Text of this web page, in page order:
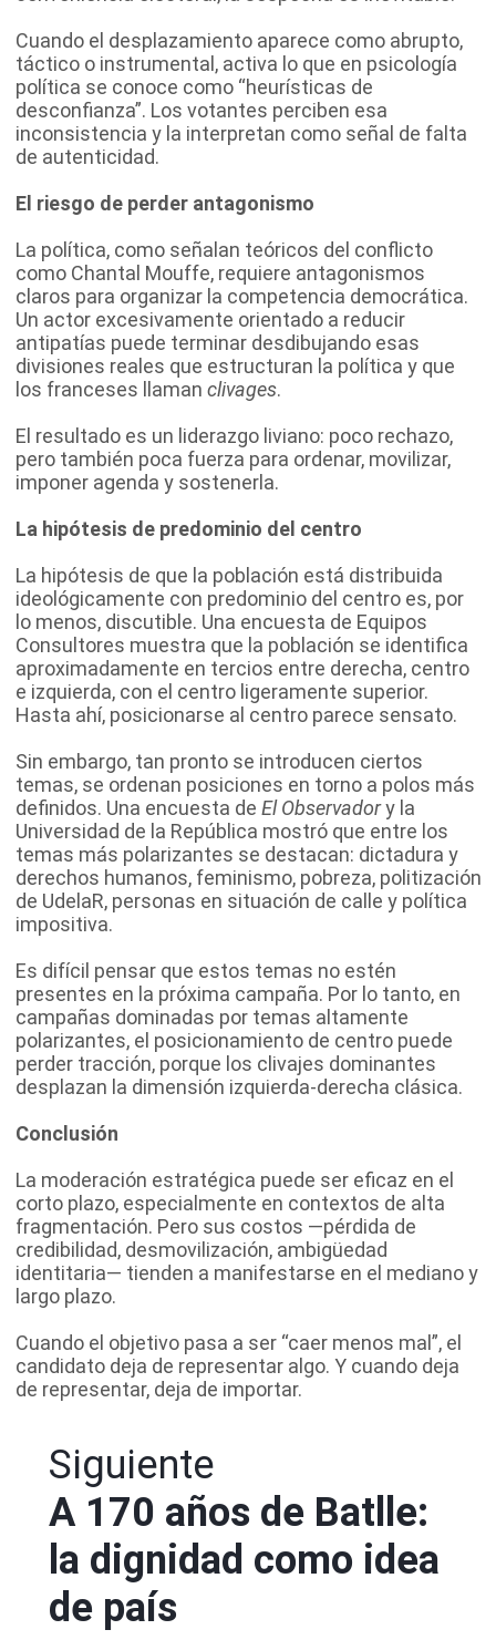
Cuando el desplazamiento aparece como abrupto,
táctico o instrumental, activa lo que en psicología
política se conoce como “heurísticas de
desconfianza”. Los votantes perciben esa
inconsistencia y la interpretan como señal de falta
de autenticidad.
El riesgo de perder antagonismo
La política, como señalan teóricos del conflicto
como Chantal Mouffe, requiere antagonismos
claros para organizar la competencia democrática.
Un actor excesivamente orientado a reducir
antipatías puede terminar desdibujando esas
divisiones reales que estructuran la política y que
los franceses llaman clivages.
El resultado es un liderazgo liviano: poco rechazo,
pero también poca fuerza para ordenar, movilizar,
imponer agenda y sostenerla.
La hipótesis de predominio del centro
La hipótesis de que la población está distribuida
ideológicamente con predominio del centro es, por
lo menos, discutible. Una encuesta de Equipos
Consultores muestra que la población se identifica
aproximadamente en tercios entre derecha, centro
e izquierda, con el centro ligeramente superior.
Hasta ahí, posicionarse al centro parece sensato.
Sin embargo, tan pronto se introducen ciertos
temas, se ordenan posiciones en torno a polos más
definidos. Una encuesta de El Observadory la
Universidad de la República mostró que entre los
temas más polarizantes se destacan: dictadura y
derechos humanos, feminismo, pobreza, politización
de UdelaR, personas en situación de calle y política
impositiva.
Es difícil pensar que estos temas no estén
presentes en la próxima campaña. Por lo tanto, en
campañas dominadas por temas altamente
polarizantes, el posicionamiento de centro puede
perder tracción, porque los clivajes dominantes
desplazan la dimensión izquierda-derecha clásica.
Conclusión
La moderación estratégica puede ser eficaz en el
corto plazo, especialmente en contextos de alta
fragmentación. Pero sus costos —pérdida de
credibilidad, desmovilización, ambigüedad
identitaria— tienden a manifestarse en el mediano y
largo plazo.
Cuando el objetivo pasa a ser “caer menos mal”, el
candidato deja de representar algo. Y cuando deja
de representar, deja de importar.
Siguiente
A 170 años de Batlle:
la dignidad como idea
de país